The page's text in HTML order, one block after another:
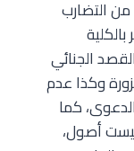
التضارب
الجنائي
وكذا عدم
كما
أصول،